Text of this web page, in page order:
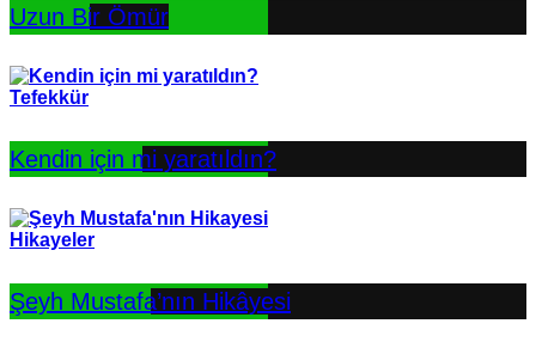
Uzun Bir Ömür
Tefekkür
Kendin için mi yaratıldın?
Hikayeler
Şeyh Mustafa’nın Hikâyesi